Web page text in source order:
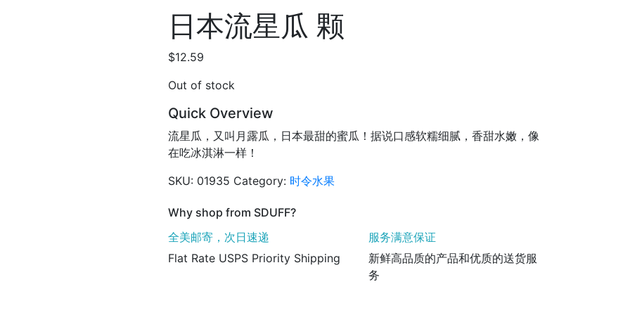
日本流星瓜 颗
$12.59
Out of stock
Quick Overview
流星瓜，又叫月露瓜，日本最甜的蜜瓜！据说口感软糯细腻，香甜水嫩，像
在吃冰淇淋一样！
SKU: 01935 Category: 时令水果
Why shop from SDUFF?
全美邮寄，次日速递
Flat Rate USPS Priority Shipping
服务满意保证
新鲜高品质的产品和优质的送货服
务